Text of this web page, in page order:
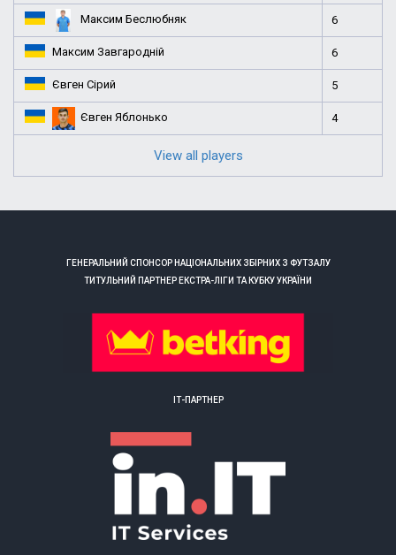
Максим Беслюбняк 6
Максим Завгародній 6
Євген Сірий 5
Євген Яблонько 4
View all players
ГЕНЕРАЛЬНИЙ СПОНСОР НАЦІОНАЛЬНИХ ЗБІРНИХ З ФУТЗАЛУ
ТИТУЛЬНИЙ ПАРТНЕР ЕКСТРА-ЛІГИ ТА КУБКУ УКРАЇНИ
ІТ-ПАРТНЕР